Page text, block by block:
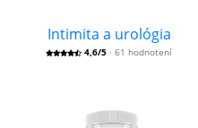
Intimita a urológia
4,6/5 · 61 hodnotení